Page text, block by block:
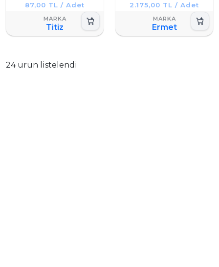
87,00 TL / Adet
Titiz
2.175,00 TL / Adet
Ermet
24 ürün listelendi